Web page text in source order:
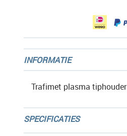
INFORMATIE
Trafimet plasma
SPECIFICATIES